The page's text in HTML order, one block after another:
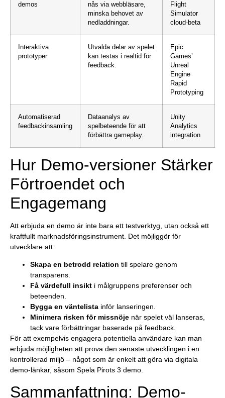
demos
nås via webbläsare,
minska behovet av
nedladdningar.
Flight
Simulator
cloud-beta
Interaktiva
prototyper
Utvalda delar av spelet
kan testas i realtid för
feedback.
Epic
Games’
Unreal
Engine
Rapid
Prototyping
Automatiserad
feedbackinsamling
Dataanalys av
spelbeteende för att
förbättra gameplay.
Unity
Analytics
integration
Hur Demo-versioner Stärker
Förtroendet och
Engagemang
Att erbjuda en demo är inte bara ett testverktyg, utan också ett
kraftfullt marknadsföringsinstrument. Det möjliggör för
utvecklare att:
Skapa en betrodd relation till spelare genom
transparens.
Få värdefull insikt i målgruppens preferenser och
beteenden.
Bygga en väntelista inför lanseringen.
Minimera risken för missnöje när spelet väl lanseras,
tack vare förbättringar baserade på feedback.
För att exempelvis engagera potentiella användare kan man
erbjuda möjligheten att prova den senaste utvecklingen i en
kontrollerad miljö – något som är enkelt att göra via digitala
demo-länkar, såsom Spela Pirots 3 demo
Sammanfattning: Demo-